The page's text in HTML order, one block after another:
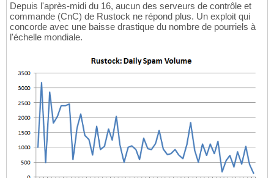
Depuis l'après-midi du 16, aucun des serveurs de contrôle et
commande (CnC) de Rustock ne répond plus. Un exploit qui
concorde avec une baisse drastique du nombre de pourriels à
l'échelle mondiale.